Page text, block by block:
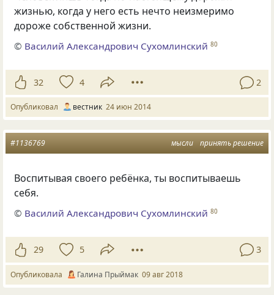
жизнью, когда у него есть нечто неизмеримо
дороже собственной жизни.
© Василий Александрович Сухомлинский 80
32 4 2
Опубликовал вестник 24 июн 2014
мысли принять решение
#1136769
Воспитывая своего ребёнка, ты воспитываешь
себя.
© Василий Александрович Сухомлинский 80
29 5 3
Опубликовала Галина Прыймак 09 авг 2018